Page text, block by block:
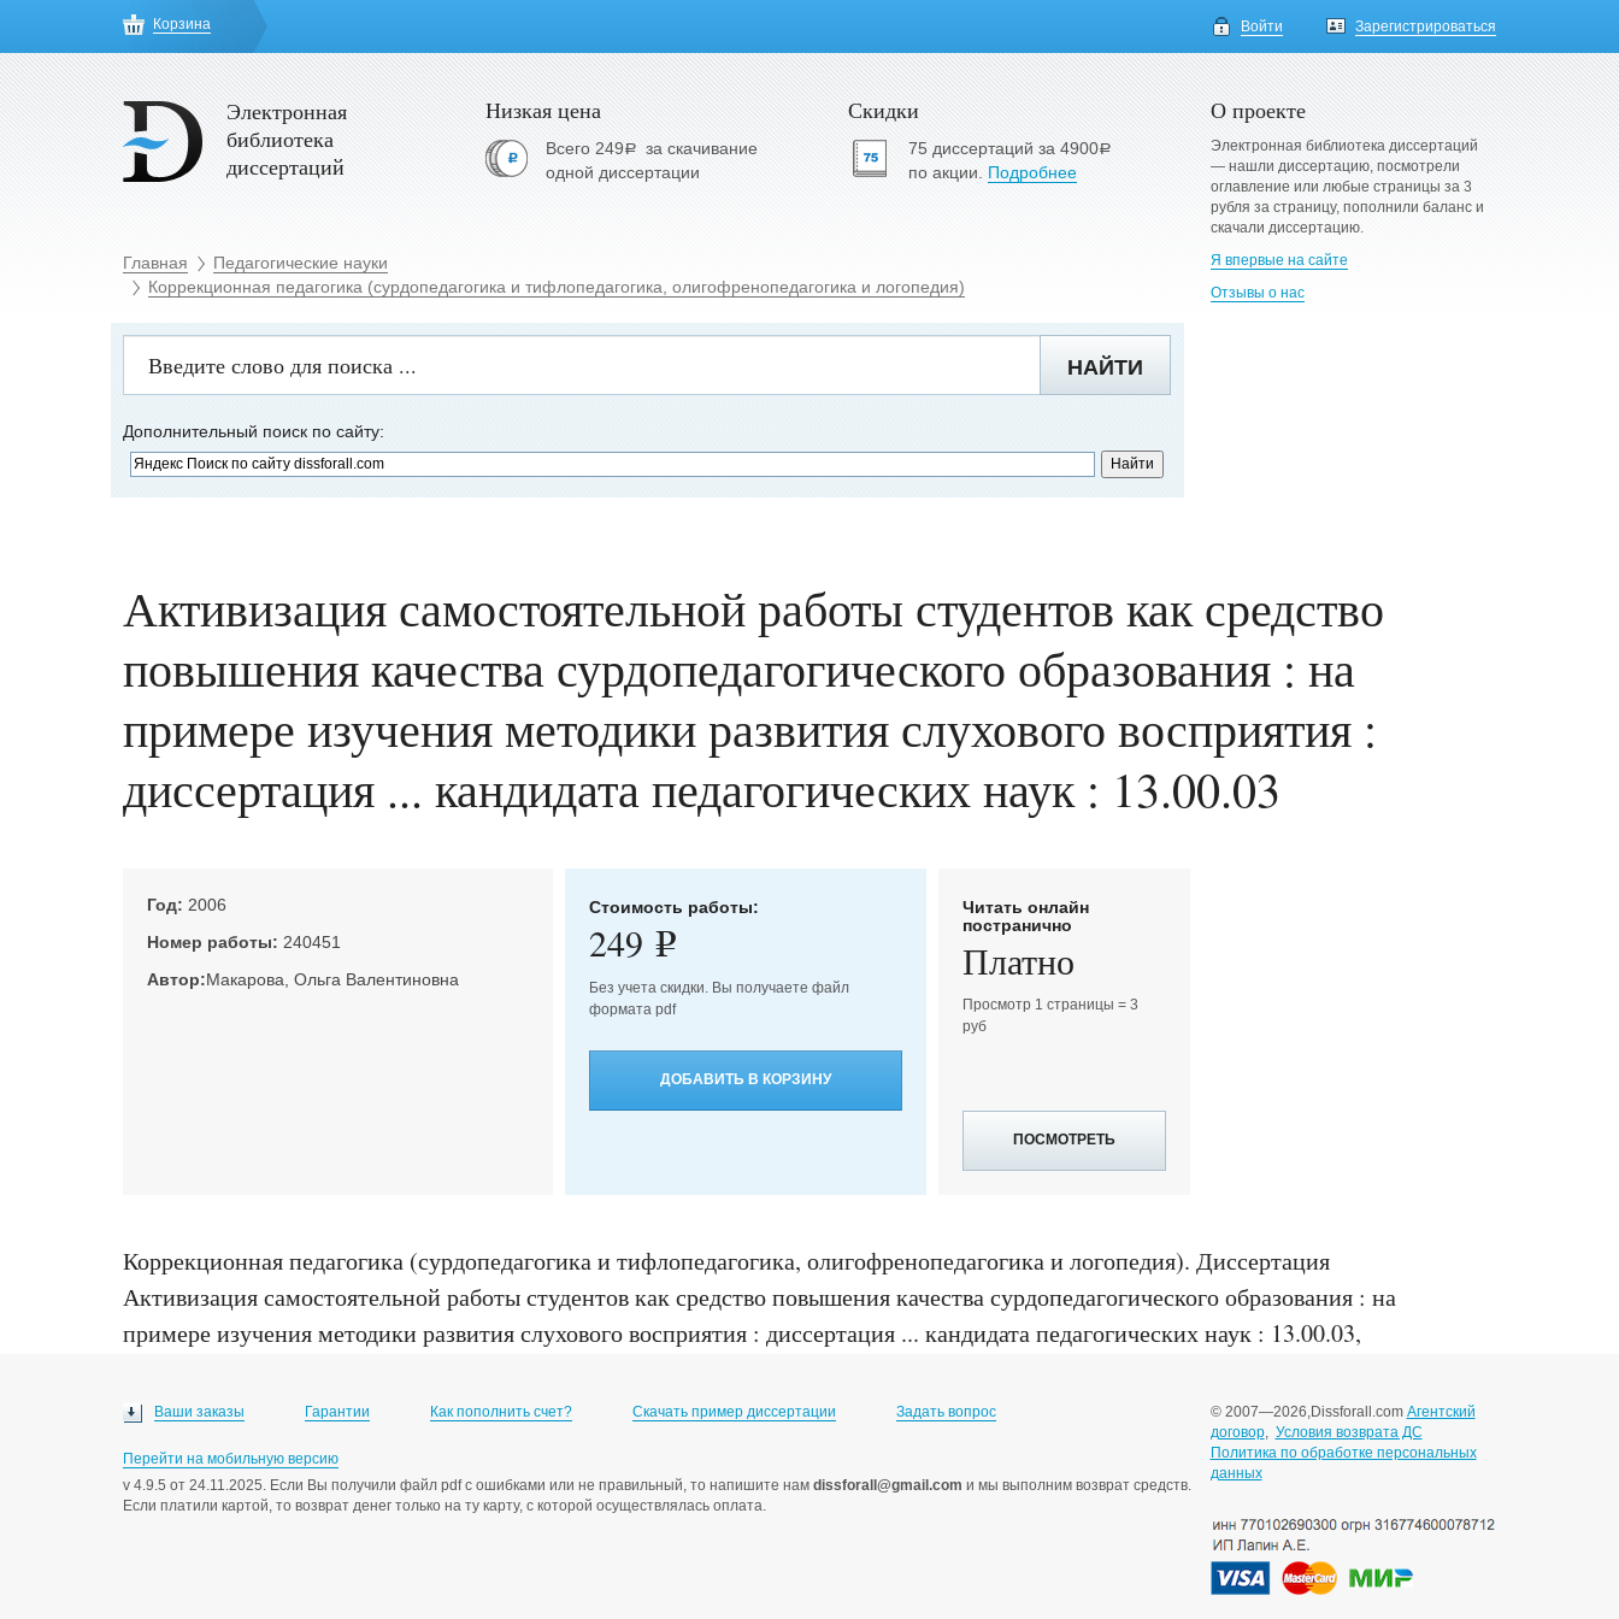
Корзина Войти Зарегистрироваться
Электронная
библиотека
диссертаций
Низкая цена
Всего 249a за скачивание
одной диссертации
Скидки
75 диссертаций за 4900a
по акции. Подробнее
Главная
Педагогические науки
Коррекционная педагогика (сурдопедагогика и тифлопедагогика, олигофренопедагогика и логопедия)
О проекте
Электронная библиотека диссертаций
— нашли диссертацию, посмотрели
оглавление или любые страницы за 3
рубля за страницу, пополнили баланс и
скачали диссертацию.
Я впервые на сайте
Отзывы о нас
НАЙТИ
Дополнительный поиск по сайту:
Активизация самостоятельной работы студентов как средство
повышения качества сурдопедагогического образования : на
примере изучения методики развития слухового восприятия :
диссертация ... кандидата педагогических наук : 13.00.03
Год: 2006
Номер работы: 240451
Автор:Макарова, Ольга Валентиновна
Стоимость работы:
249 e
Без учета скидки. Вы получаете файл
формата pdf
ДОБАВИТЬ В КОРЗИНУ
Читать онлайн
постранично
Платно
Просмотр 1 страницы = 3
руб
ПОСМОТРЕТЬ
Коррекционная педагогика (сурдопедагогика и тифлопедагогика, олигофренопедагогика и логопедия). Диссертация
Активизация самостоятельной работы студентов как средство повышения качества сурдопедагогического образования : на
примере изучения методики развития слухового восприятия : диссертация ... кандидата педагогических наук : 13.00.03,
Ваши заказы Гарантии Как пополнить счет? Скачать пример диссертации Задать вопрос
Перейти на мобильную версию
v 4.9.5 от 24.11.2025. Если Вы получили файл pdf с ошибками или не правильный, то напишите нам dissforall@gmail.com и мы выполним возврат средств.
Если платили картой, то возврат денег только на ту карту, с которой осуществлялась оплата.
© 2007—2026,Dissforall.com Агентский
договор, Условия возврата ДС
Политика по обработке персональных
данных